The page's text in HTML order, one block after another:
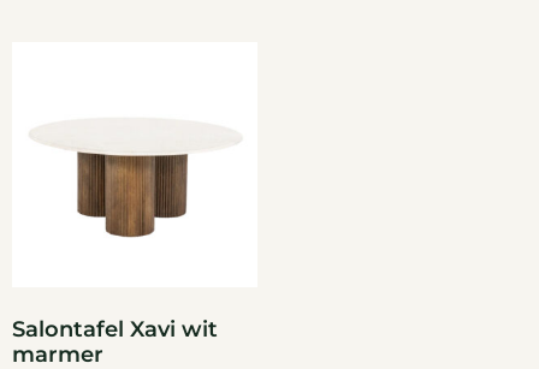
Salontafel Xavi wit
marmer